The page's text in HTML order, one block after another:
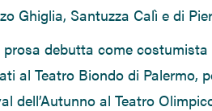
Ghiglia, Santuzza Calì e di
prosa debutta come
al Teatro Biondo di Palermo,
dell’Autunno al Teatro